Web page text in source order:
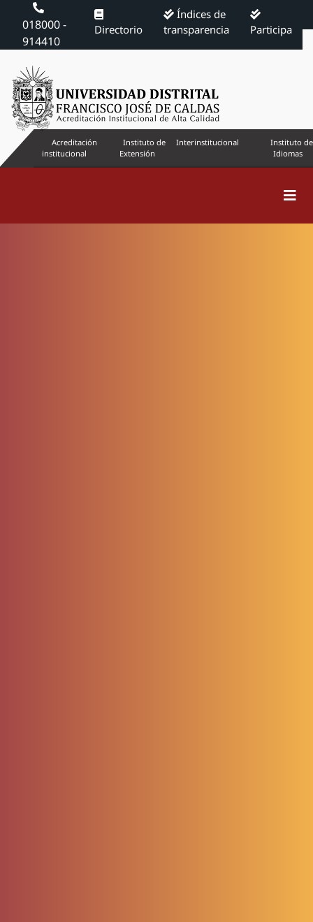
018000 -
914410
Directorio
Índices de
transparencia
Participa
Acreditación
institucional
Instituto de
Extensión
Interinstitucional
Instituto de
Idiomas